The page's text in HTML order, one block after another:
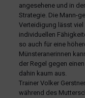
angesehene und in
Strategie. Die Mann-
Verteidigung lässt
individuellen
so auch für eine
Münsteranerinnen
der Regel gegen
dahin kaum aus.
Trainer Volker
während des